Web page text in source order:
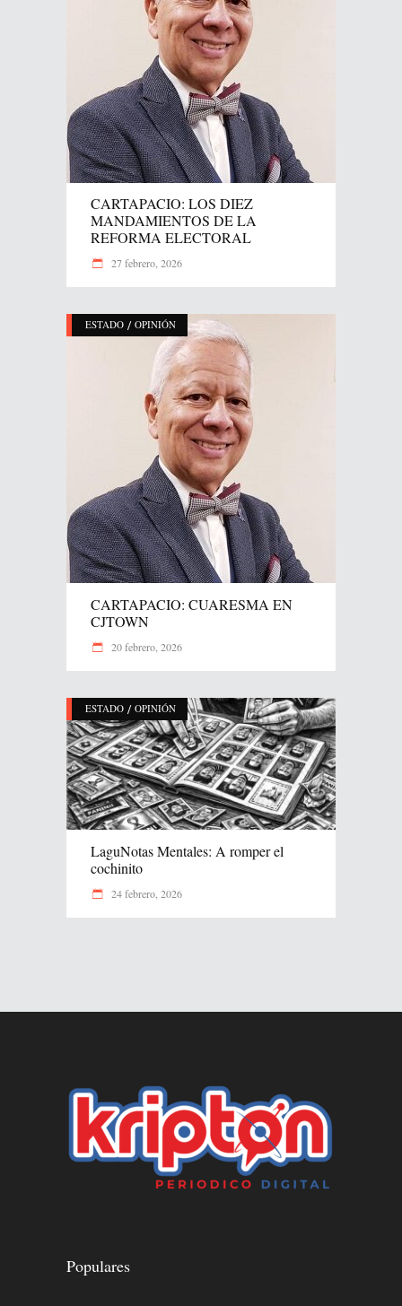
CARTAPACIO: LOS DIEZ
MANDAMIENTOS DE LA
REFORMA ELECTORAL
27 febrero, 2026
ESTADO / OPINIÓN
CARTAPACIO: CUARESMA EN
CJTOWN
20 febrero, 2026
ESTADO / OPINIÓN
LaguNotas Mentales: A romper el
cochinito
24 febrero, 2026
Populares